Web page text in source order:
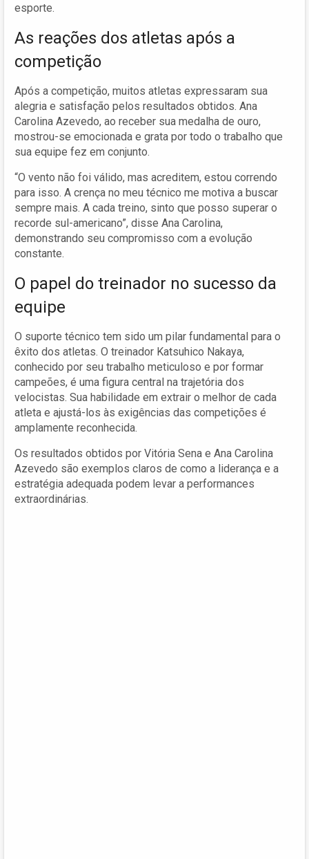
esporte.
As reações dos atletas após a
competição
Após a competição, muitos atletas expressaram sua
alegria e satisfação pelos resultados obtidos. Ana
Carolina Azevedo, ao receber sua medalha de ouro,
mostrou-se emocionada e grata por todo o trabalho que
sua equipe fez em conjunto.
“O vento não foi válido, mas acreditem, estou correndo
para isso. A crença no meu técnico me motiva a buscar
sempre mais. A cada treino, sinto que posso superar o
recorde sul-americano”, disse Ana Carolina,
demonstrando seu compromisso com a evolução
constante.
O papel do treinador no sucesso da
equipe
O suporte técnico tem sido um pilar fundamental para o
êxito dos atletas. O treinador Katsuhico Nakaya,
conhecido por seu trabalho meticuloso e por formar
campeões, é uma figura central na trajetória dos
velocistas. Sua habilidade em extrair o melhor de cada
atleta e ajustá-los às exigências das competições é
amplamente reconhecida.
Os resultados obtidos por Vitória Sena e Ana Carolina
Azevedo são exemplos claros de como a liderança e a
estratégia adequada podem levar a performances
extraordinárias.